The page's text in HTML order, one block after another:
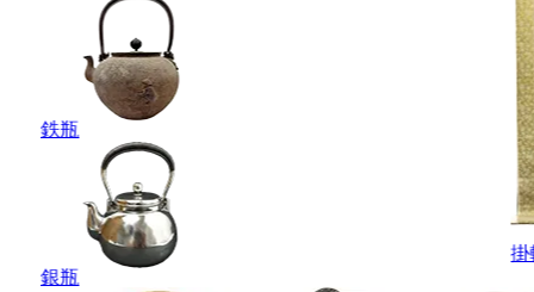
鉄瓶
銀瓶
掛